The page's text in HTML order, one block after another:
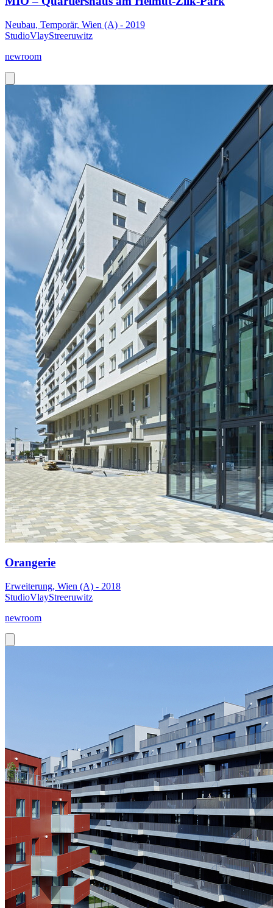
Neubau, Temporär, Wien (A) - 2019
StudioVlayStreeruwitz
newroom
Orangerie
Erweiterung, Wien (A) - 2018
StudioVlayStreeruwitz
newroom